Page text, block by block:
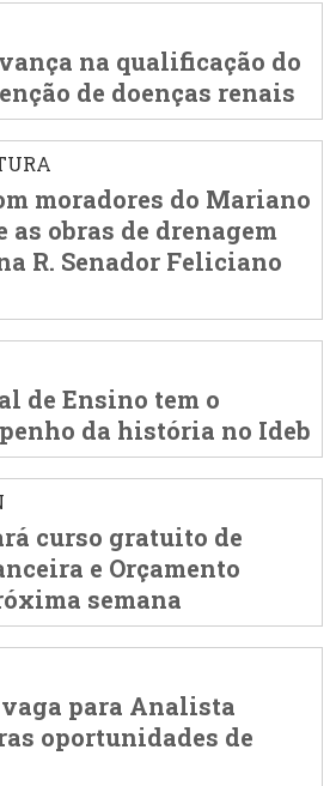
na qualificação do
de doenças renais
moradores do Mariano
as obras de drenagem
R. Senador Feliciano
de Ensino tem o
da história no Ideb
curso gratuito de
e Orçamento
semana
para Analista
oportunidades de